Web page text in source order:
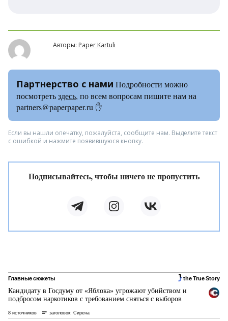
Авторы: Paper Kartuli
Партнерство с нами Подробности можно
посмотретьздесь, по всем вопросам пишите нам на
partners@paperpaper.ru ✋
Если вы нашли опечатку, пожалуйста, сообщите нам. Выделите текст
с ошибкой и нажмите появившуюся кнопку.
Подписывайтесь, чтобы ничего не пропустить